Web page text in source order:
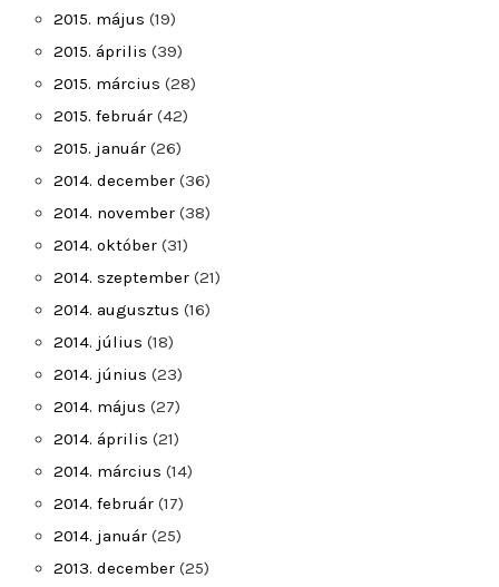
2015. május (19)
2015. április (39)
2015. március (28)
2015. február (42)
2015. január (26)
2014. december (36)
2014. november (38)
2014. október (31)
2014. szeptember (21)
2014. augusztus (16)
2014. július (18)
2014. június (23)
2014. május (27)
2014. április (21)
2014. március (14)
2014. február (17)
2014. január (25)
2013. december (25)